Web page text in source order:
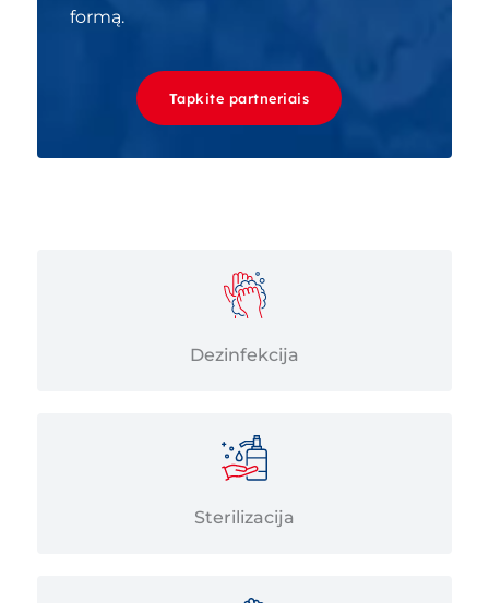
formą.
Tapkite partneriais
Dezinfekcija
Sterilizacija